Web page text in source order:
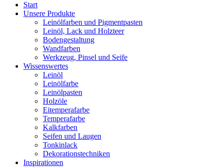
Start
Unsere Produkte
Leinölfarben und Pigmentpasten
Leinöl, Lack und Holzteer
Bodengestaltung
Wandfarben
Werkzeug, Pinsel und Seife
Wissenswertes
Leinöl
Leinölfarbe
Leinölpasten
Holzöle
Eitemperafarbe
Temperafarbe
Kalkfarben
Seifen und Laugen
Tonkinlack
Dekorationstechniken
Inspirationen